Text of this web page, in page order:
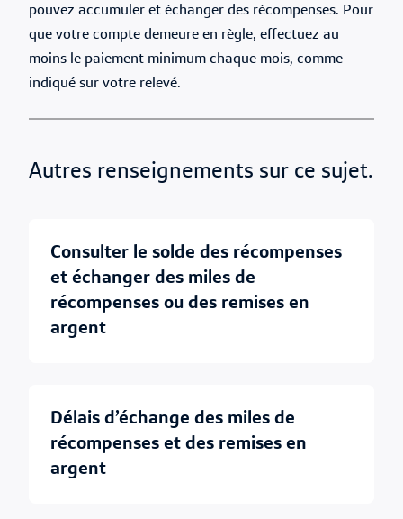
pouvez accumuler et échanger des récompenses. Pour
que votre compte demeure en règle, effectuez au
moins le paiement minimum chaque mois, comme
indiqué sur votre relevé.
Autres renseignements sur ce sujet.
consulter le solde des récompenses
et échanger des miles de
récompenses ou des remises en
argent
délais d’échange des miles de
récompenses et des remises en
argent